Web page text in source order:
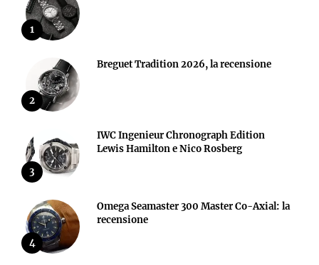
1
2
Breguet Tradition 2026, la recensione
3
IWC Ingenieur Chronograph Edition
Lewis Hamilton e Nico Rosberg
4
Omega Seamaster 300 Master Co-Axial: la
recensione